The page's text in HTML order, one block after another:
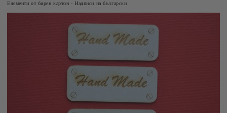
Елементи от бирен картон - Надписи на български